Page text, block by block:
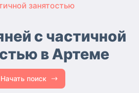
занятостью
с частичной
в Артеме
Начать поиск